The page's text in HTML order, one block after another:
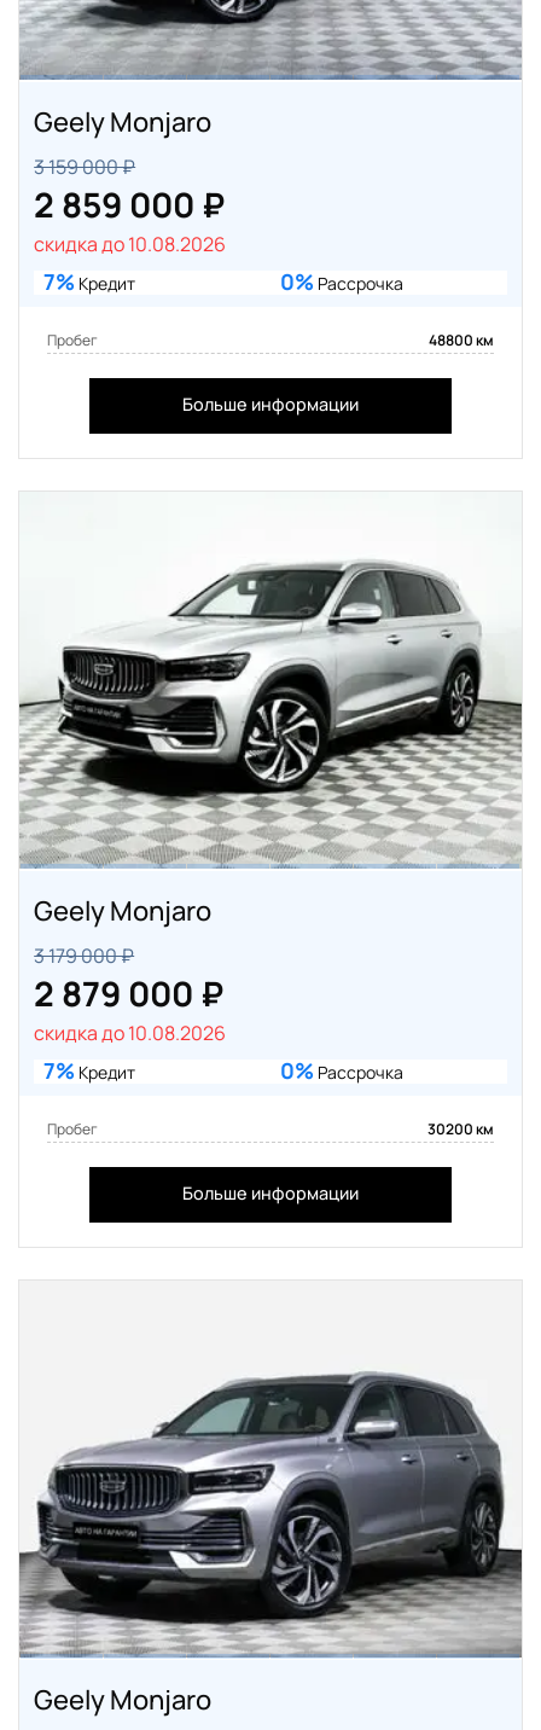
Geely Monjaro
3 159 000 ₽
2 859 000 ₽
скидка до 10.08.2026
7% Кредит 0% Рассрочка
Пробег 48800 км
Больше информации
Geely Monjaro
3 179 000 ₽
2 879 000 ₽
скидка до 10.08.2026
7% Кредит 0% Рассрочка
Пробег 30200 км
Больше информации
Geely Monjaro